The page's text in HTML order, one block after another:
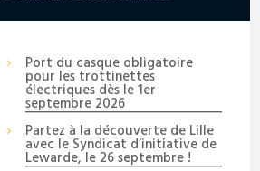
Port du casque obligatoire
pour les trottinettes
électriques dès le 1er
septembre 2026
Partez à la découverte de Lille
avec le Syndicat d’initiative de
Lewarde, le 26 septembre !